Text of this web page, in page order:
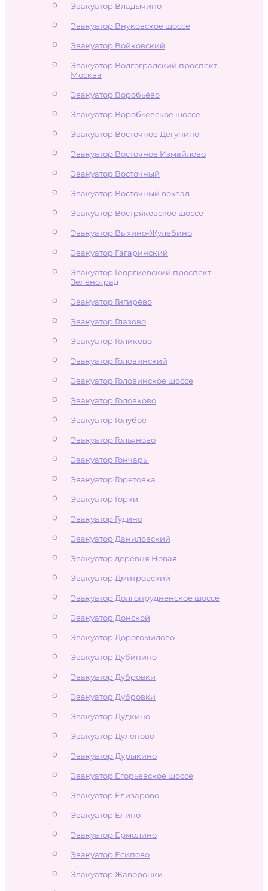
Эвакуатор Владычино
Эвакуатор Внуковское шоссе
Эвакуатор Войковский
Эвакуатор Волгоградский проспект
Москва
Эвакуатор Воробьёво
Эвакуатор Воробьевское шоссе
Эвакуатор Восточное Дегунино
Эвакуатор Восточное Измайлово
Эвакуатор Восточный
Эвакуатор Восточный вокзал
Эвакуатор Востряковское шоссе
Эвакуатор Выхино-Жулебино
Эвакуатор Гагаринский
Эвакуатор Георгиевский проспект
Зеленоград
Эвакуатор Гигирёво
Эвакуатор Глазово
Эвакуатор Голиково
Эвакуатор Головинский
Эвакуатор Головинское шоссе
Эвакуатор Головково
Эвакуатор Голубое
Эвакуатор Гольяново
Эвакуатор Гончары
Эвакуатор Горетовка
Эвакуатор Горки
Эвакуатор Гудино
Эвакуатор Даниловский
Эвакуатор деревня Новая
Эвакуатор Дмитровский
Эвакуатор Долгопрудненское шоссе
Эвакуатор Донской
Эвакуатор Дорогомилово
Эвакуатор Дубинино
Эвакуатор Дубровки
Эвакуатор Дубровки
Эвакуатор Дудкино
Эвакуатор Дулепово
Эвакуатор Дурыкино
Эвакуатор Егорьевское шоссе
Эвакуатор Елизарово
Эвакуатор Елино
Эвакуатор Ермолино
Эвакуатор Есипово
Эвакуатор Жаворонки